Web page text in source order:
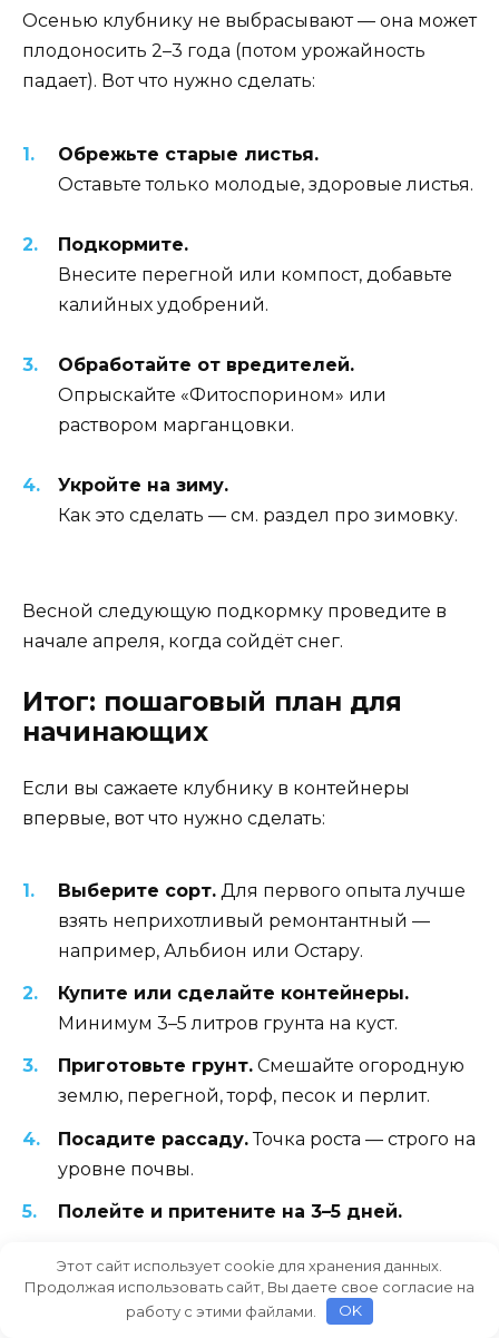
Осенью клубнику не выбрасывают — она может
плодоносить 2–3 года (потом урожайность
падает). Вот что нужно сделать:
Обрежьте старые листья.
Оставьте только молодые, здоровые листья.
Подкормите.
Внесите перегной или компост, добавьте
калийных удобрений.
Обработайте от вредителей.
Опрыскайте «Фитоспорином» или
раствором марганцовки.
Укройте на зиму.
Как это сделать — см. раздел про зимовку.
Весной следующую подкормку проведите в
начале апреля, когда сойдёт снег.
Итог: пошаговый план для
начинающих
Если вы сажаете клубнику в контейнеры
впервые, вот что нужно сделать:
Выберите сорт. Для первого опыта лучше
взять неприхотливый ремонтантный —
например, Альбион или Остару.
Купите или сделайте контейнеры.
Минимум 3–5 литров грунта на куст.
Приготовьте грунт. Смешайте огородную
землю, перегной, торф, песок и перлит.
Посадите рассаду.Точка роста — строго на
уровне почвы.
Полейте и притените на 3–5 дней.
Поливайте ежедневно.
Этот сайт использует cookie для хранения данных.
Продолжая использовать сайт, Вы даете свое согласие на
работу с этими файлами.
OK